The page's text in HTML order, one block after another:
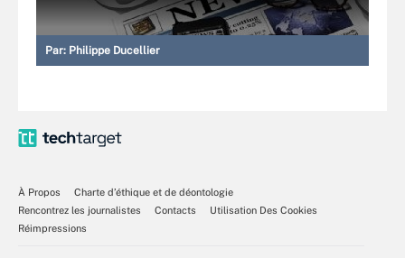
Par: Philippe Ducellier
À Propos
Charte d’éthique et de déontologie
Rencontrez les journalistes
Contacts
Utilisation Des Cookies
Réimpressions